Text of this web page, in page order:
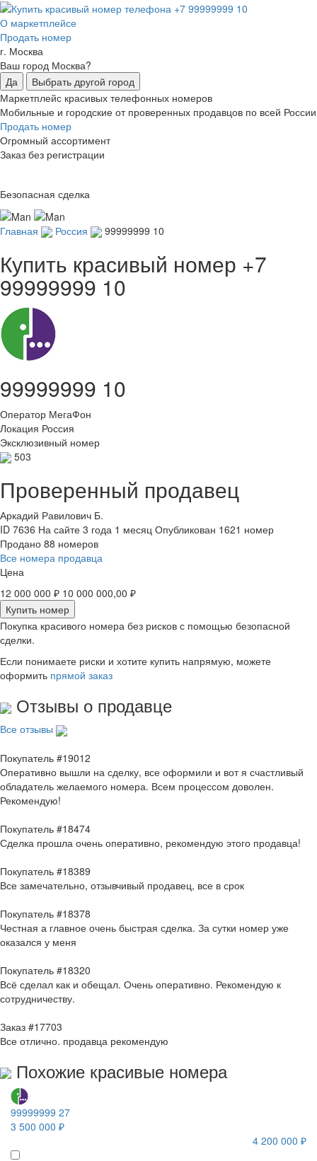
О маркетплейсе
Продать номер
г. Москва
Ваш город Москва?
Да
Выбрать другой город
Маркетплейс красивых телефонных номеров
Мобильные и городские от проверенных продавцов по всей России
Продать номер
Огромный ассортимент
Заказ без регистрации
Безопасная сделка
Главная Россия 99999999 10
Купить красивый номер +7
99999999 10
99999999 10
Оператор МегаФон
Локация Россия
Эксклюзивный номер
503
Проверенный продавец
Аркадий Равилович Б.
ID 7636 На сайте 3 года 1 месяц Опубликован 1621 номер
Продано 88 номеров
Все номера продавца
Цена
12 000 000 ₽ 10 000 000,00 ₽
Купить номер
Покупка красивого номера без рисков с помощью безопасной
сделки.
Если понимаете риски и хотите купить напрямую, можете
оформить прямой заказ
Отзывы о продавце
Все отзывы
Покупатель #19012
Оперативно вышли на сделку, все оформили и вот я счастливый
обладатель желаемого номера. Всем процессом доволен.
Рекомендую!
Покупатель #18474
Сделка прошла очень оперативно, рекомендую этого продавца!
Покупатель #18389
Все замечательно, отзывчивый продавец, все в срок
Покупатель #18378
Честная а главное очень быстрая сделка. За сутки номер уже
оказался у меня
Покупатель #18320
Всё сделал как и обещал. Очень оперативно. Рекомендую к
сотрудничеству.
Заказ #17703
Все отлично. продавца рекомендую
Похожие красивые номера
99999999 27
3 500 000 ₽
4 200 000 ₽